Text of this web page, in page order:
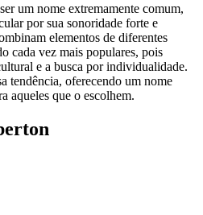
um nome extremamente comum,
por sua sonoridade forte e
elementos de diferentes
cada vez mais populares, pois
e a busca por individualidade.
tendência, oferecendo um nome
aqueles que o escolhem.